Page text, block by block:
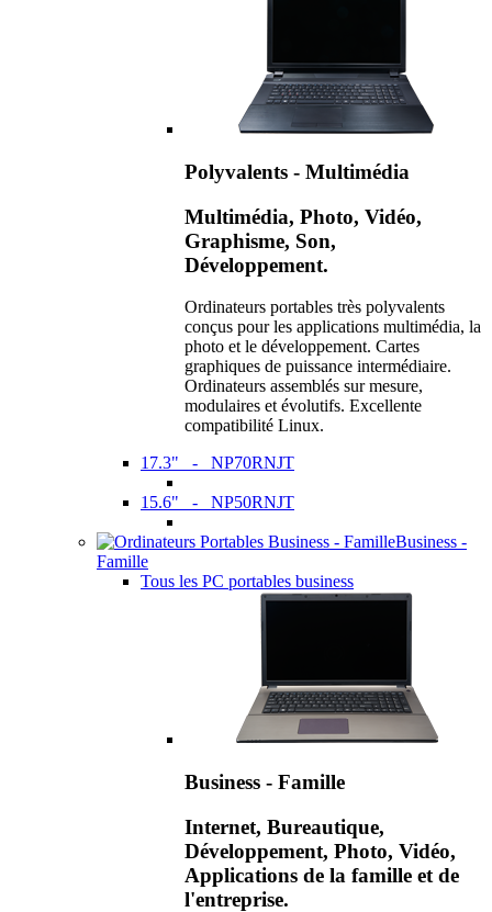
Polyvalents - Multimédia
Multimédia, Photo, Vidéo,
Graphisme, Son,
Développement.
Ordinateurs portables très polyvalents
conçus pour les applications multimédia, la
photo et le développement. Cartes
graphiques de puissance intermédiaire.
Ordinateurs assemblés sur mesure,
modulaires et évolutifs. Excellente
compatibilité Linux.
17.3" - NP70RNJT
15.6" - NP50RNJT
Business -
Famille
Tous les PC portables business
Business - Famille
Internet, Bureautique,
Développement, Photo, Vidéo,
Applications de la famille et de
l'entreprise.